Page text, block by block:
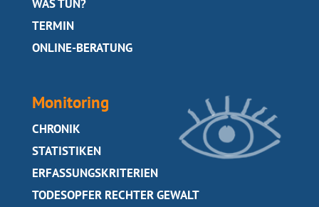
WAS TUN?
SEITE
TERMIN
SEITE
ONLINE-BERATUNG
Monitoring
SEITE
CHRONIK
SEITE
STATISTIKEN
SEITE
ERFASSUNGSKRITERIEN
SEITE
TODESOPFER RECHTER GEWALT